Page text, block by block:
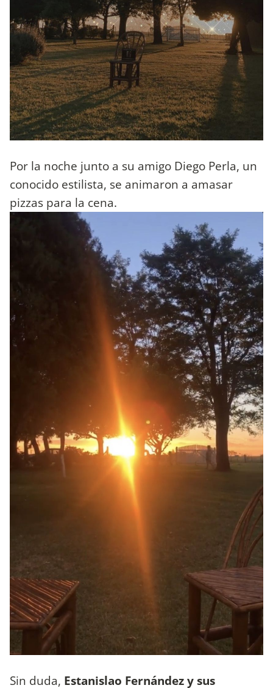
Por la noche junto a su amigo Diego Perla, un
conocido estilista, se animaron a amasar
pizzas para la cena.
Sin duda, Estanislao Fernández y sus